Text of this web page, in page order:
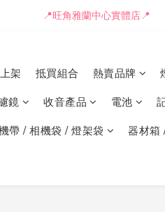
📒🖋️報價單 / 採購表格🖋️📒
📍旺角雅蘭中心實體店📍
📒🖋️報價單 / 採購表格🖋️📒
架 抵買組合 熱賣品牌
鏡 收音產品 電池
帶 / 相機袋 / 燈架袋 器材箱